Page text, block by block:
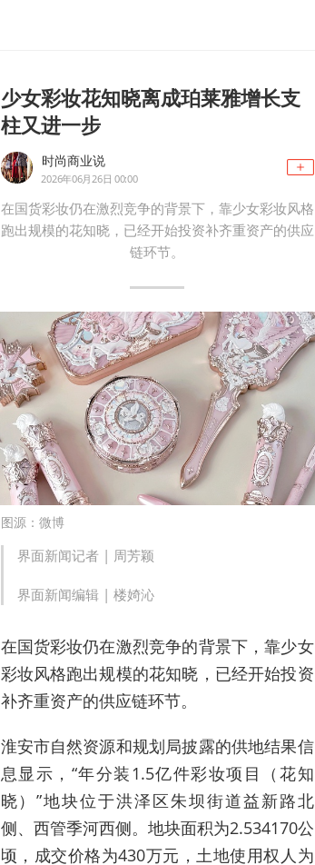
少女彩妆花知晓离成珀莱雅增长支
柱又进一步
时尚商业说
2026年06月26日 00:00
在国货彩妆仍在激烈竞争的背景下，靠少女彩妆风格
跑出规模的花知晓，已经开始投资补齐重资产的供应
链环节。
图源：微博
界面新闻记者 | 周芳颖
界面新闻编辑 | 楼婍沁
在国货彩妆仍在激烈竞争的背景下，靠少女
彩妆风格跑出规模的花知晓，已经开始投资
补齐重资产的供应链环节。
淮安市自然资源和规划局披露的供地结果信
息显示，“年分装1.5亿件彩妆项目（花知
晓）”地块位于洪泽区朱坝街道益新路北
侧、西管季河西侧。地块面积为2.534170公
顷，成交价格为430万元，土地使用权人为